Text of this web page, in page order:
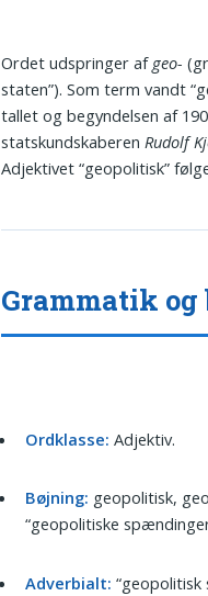
Ordet udspringer af geo-
staten”). Som term vandt
tallet og begyndelsen af
statskundskaberen Rudolf
Adjektivet “geopolitisk”
Grammatik
Ordklasse: Adjektiv.
Bøjning: geopolitisk,
“geopolitiske
Adverbialt: “geopolitisk